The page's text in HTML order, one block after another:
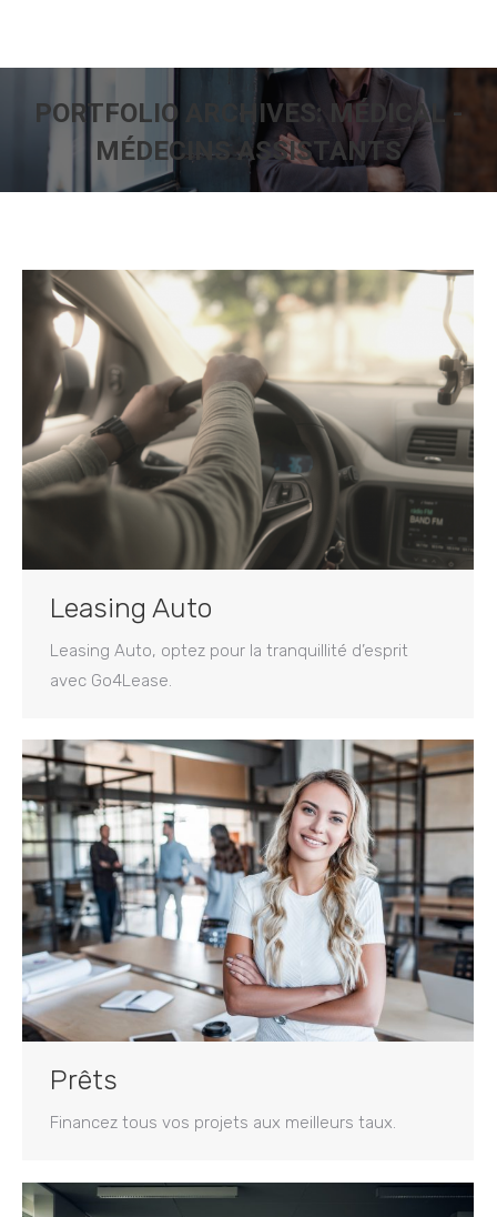
PORTFOLIO ARCHIVES: MÉDICAL -
MÉDECINS ASSISTANTS
You are here:
Leasing Auto
Leasing Auto, optez pour la tranquillité d’esprit
avec Go4Lease.
Prêts
Financez tous vos projets aux meilleurs taux.